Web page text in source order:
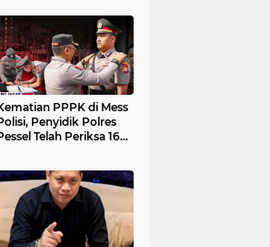
PPPK di Mess
Penyidik Polres
Telah Periksa 16